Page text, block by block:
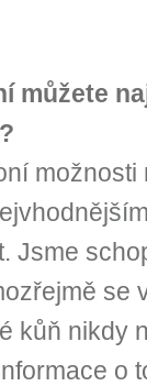
můžete
Jsme
se
kůň nikdy
o